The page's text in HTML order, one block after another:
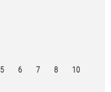
5 6 7 8
10